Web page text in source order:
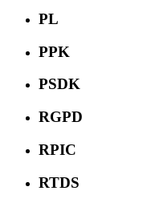
PL
PPK
PSDK
RGPD
RPIC
RTDS